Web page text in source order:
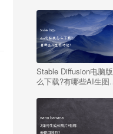
Stable Diffusion电脑
么下载?有哪些AI生图